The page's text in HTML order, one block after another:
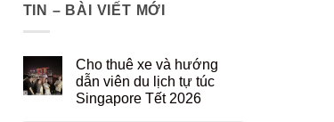
TIN – BÀI VIẾT MỚI
Cho thuê xe và hướng
dẫn viên du lịch tự túc
Singapore Tết 2026